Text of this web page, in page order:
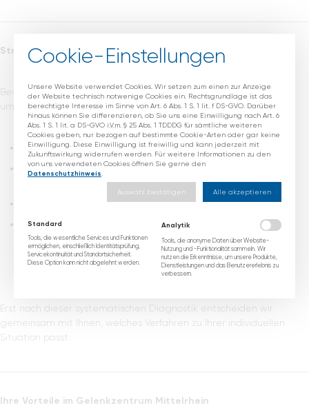
Strukturierte Diagnostik – Ihre Basis zur Entscheidung
Bevor wir mit der Therapieplanung beginnen, führen wir eine
umfassende Diagnostik durch:
klinische Untersuchung
Röntgen und MRT zur Beurteilung des Gelenks und der
digitale Achsvermessung
funktionelle Bewertung von Bandstabilität und
Bewegungsumfang
Erst nach dieser systematischen Diagnostik entscheiden wir
gemeinsam mit Ihnen, welches Verfahren zu Ihrer individuellen
Situation passt.
Ihre Vorteile im Gelenkzentrum Mittelrhein
Cookie-Einstellungen
Unsere Website verwendet Cookies. Wir setzen zum einen zur Anzeige
der Website technisch notwenige Cookies ein. Rechtsgrundlage ist das
berechtigte Interesse im Sinne von Art. 6 Abs. 1 S. 1 lit. f DS-GVO. Darüber
hinaus können Sie differenzieren, ob Sie uns eine Einwilligung nach Art. 6
Abs. 1 S. 1 lit. a DS-GVO i.V.m. § 25 Abs. 1 TDDDG für sämtliche weiteren
Cookies geben, nur bezogen auf bestimmte Cookie-Arten oder gar keine
Einwilligung. Diese Einwilligung ist freiwillig und kann jederzeit mit
Zukunftswirkung widerrufen werden. Für weitere Informationen zu den
von uns verwendeten Cookies öffnen Sie gerne den
Datenschutzhinweis.
Auswahl bestätigen Alle akzeptieren
Standard
Tools, die wesentliche Services und Funktionen
ermöglichen, einschließlich Identitätsprüfung,
Servicekontinuität und Standortsicherheit.
Diese Option kann nicht abgelehnt werden.
Analytik
Tools, die anonyme Daten über Website-
Nutzung und -Funktionalität sammeln. Wir
nutzen die Erkenntnisse, um unsere Produkte,
Dienstleistungen und das Benutzererlebnis zu
verbessern.